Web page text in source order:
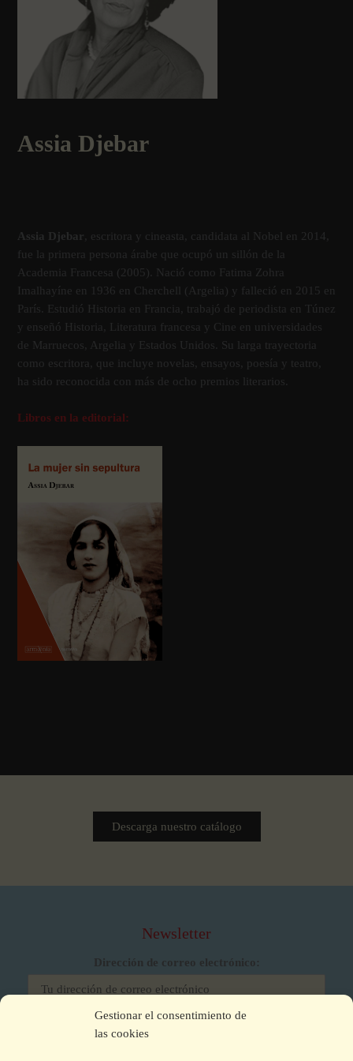
Gestionar el consentimiento de
las cookies
Assia Djebar
Assia Djebar , escritora y cineasta, candidata al Nobel en 2014,
fue la primera persona árabe que ocupó un sillón de la
Academia Francesa (2005). Nació como Fatima Zohra
Imalhayíne en 1936 en Cherchell (Argelia) y falleció en 2015 en
Parí­s. Estudió Historia en Francia, trabajó de periodista en Túnez
y enseñó Historia, Literatura francesa y Cine en universidades
de Marruecos, Argelia y Estados Unidos. Su larga trayectoria
como escritora, que incluye novelas, ensayos, poesí­a y teatro,
ha sido reconocida con más de ocho premios literarios.
Libros en la editorial:
Descarga nuestro catálogo
Newsletter
Dirección de correo electrónico:
He leído y acepto los términos y condiciones